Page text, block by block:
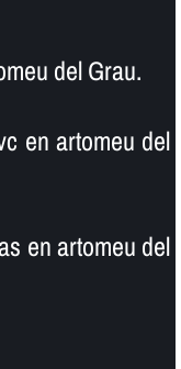
del Grau.
en artomeu del
en artomeu del